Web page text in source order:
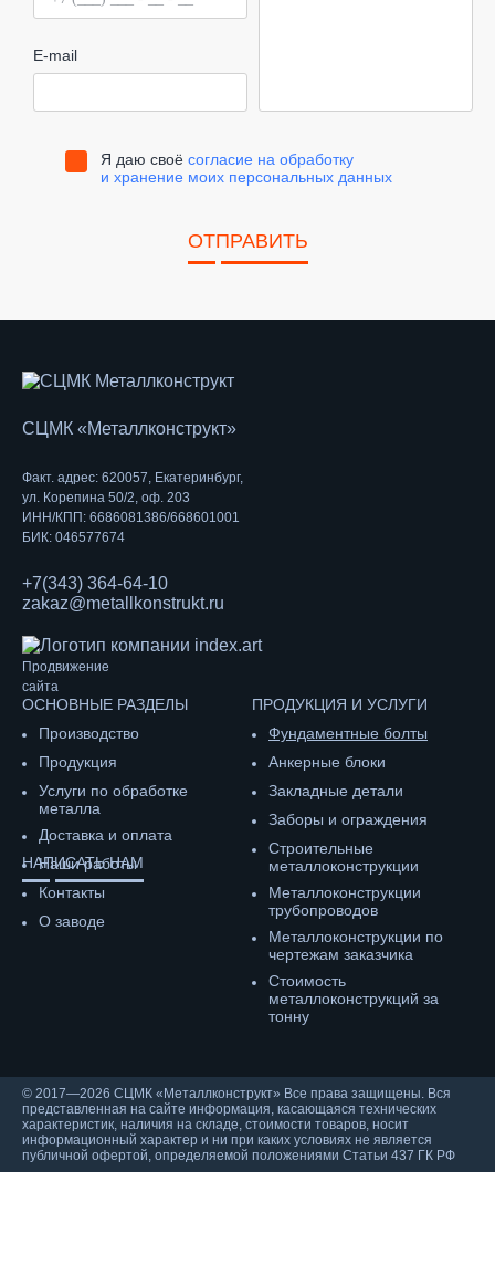
E-mail
Я даю своё согласие на обработку
и хранение моих персональных данных
ОТПРАВИТЬ
СЦМК «Металлконструкт»
Факт. адрес: 620057, Екатеринбург,
ул. Корепина 50/2, оф. 203
ИНН/КПП: 6686081386/668601001
БИК: 046577674
+7(343) 364-64-10
zakaz@metallkonstrukt.ru
Продвижение
сайта
ОСНОВНЫЕ РАЗДЕЛЫ
Производство
Продукция
Услуги по обработке
металла
Доставка и оплата
Наши работы
Контакты
О заводе
ПРОДУКЦИЯ И УСЛУГИ
Фундаментные болты
Анкерные блоки
Закладные детали
Заборы и ограждения
Строительные
металлоконструкции
Металлоконструкции
трубопроводов
Металлоконструкции по
чертежам заказчика
Cтоимость
металлоконструкций за
тонну
НАПИСАТЬ НАМ
© 2017—2026 СЦМК «Металлконструкт» Все права защищены. Вся
представленная на сайте информация, касающаяся технических
характеристик, наличия на складе, стоимости товаров, носит
информационный характер и ни при каких условиях не является
публичной офертой, определяемой положениями Статьи 437 ГК РФ